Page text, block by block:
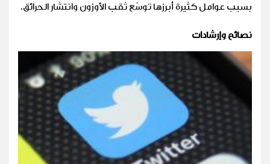
بسبب عوامل كثيرة أبرزها توسّع ثقب الأوزون وانتشار الحرائق.
نصائح وإرشادات